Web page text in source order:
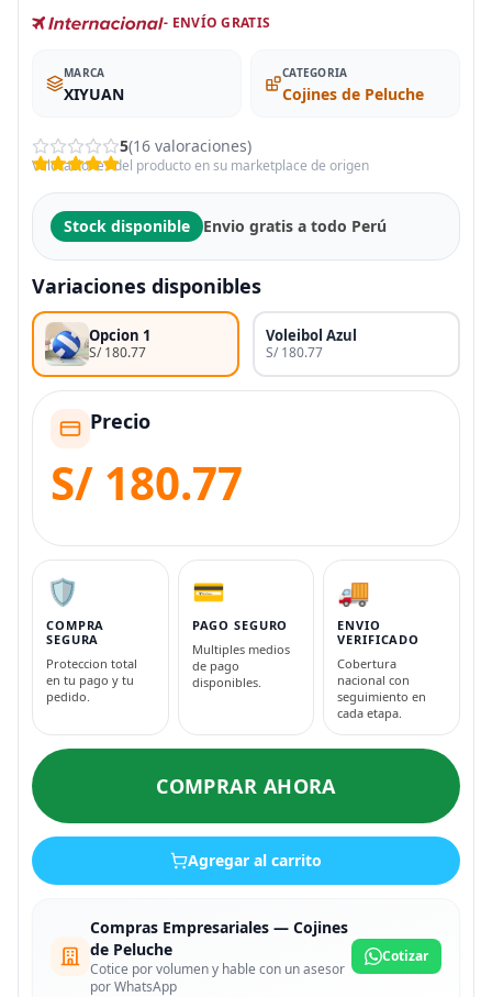
- ENVÍO GRATIS
MARCA
XIYUAN
CATEGORIA
Cojines de Peluche
5(16 valoraciones)
Valoraciones del producto en su marketplace de origen
Stock disponible Envio gratis a todo Perú
Variaciones disponibles
Opcion 1
S/ 180.77
Voleibol Azul
S/ 180.77
Precio
S/ 180.77
🛡️
COMPRA
SEGURA
Proteccion total
en tu pago y tu
pedido.
💳
PAGO SEGURO
Multiples medios
de pago
disponibles.
🚚
ENVIO
VERIFICADO
Cobertura
nacional con
seguimiento en
cada etapa.
COMPRAR AHORA
Agregar al carrito
Compras Empresariales — Cojines
de Peluche
Cotice por volumen y hable con un asesor
por WhatsApp
Cotizar